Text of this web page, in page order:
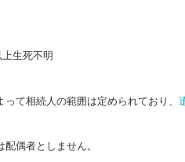
生死不明
て相続人の範囲は定められており、
偶者としません。